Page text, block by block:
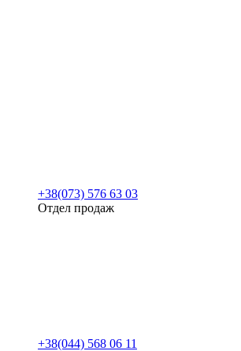
+38(073) 576 63 03
Отдел продаж
+38(044) 568 06 11